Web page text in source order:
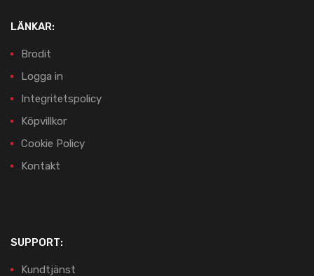
LÄNKAR:
Brodit
Logga in
Integritetspolicy
Köpvillkor
Cookie Policy
Kontakt
SUPPORT:
Kundtjänst